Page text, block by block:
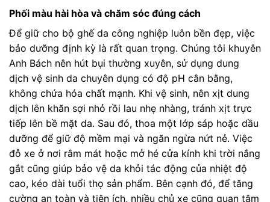
Phối màu hài hòa và chăm sóc đúng cách
Để giữ cho bộ ghế da công nghiệp luôn bền đẹp, việc
bảo dưỡng định kỳ là rất quan trọng. Chúng tôi khuyên
Anh Bách nên hút bụi thường xuyên, sử dụng dung
dịch vệ sinh da chuyên dụng có độ pH cân bằng,
không chứa hóa chất mạnh. Khi vệ sinh, nên xịt dung
dịch lên khăn sợi nhỏ rồi lau nhẹ nhàng, tránh xịt trực
tiếp lên bề mặt da. Sau đó, thoa một lớp sáp hoặc dầu
dưỡng để giữ độ mềm mại và ngăn ngừa nứt nẻ. Việc
đỗ xe ở nơi râm mát hoặc mở hé cửa kính khi trời nắng
gắt cũng giúp bảo vệ da khỏi tác động của nhiệt độ
cao, kéo dài tuổi thọ sản phẩm. Bên cạnh đó, để tăng
cường an toàn và tiện ích, nhiều chủ xe cũng quan tâm